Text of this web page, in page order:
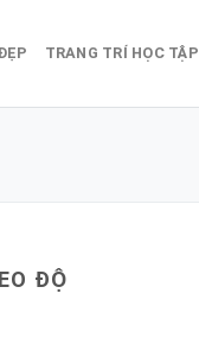
TRANG TRÍ HỌC TẬP
ĐỘ